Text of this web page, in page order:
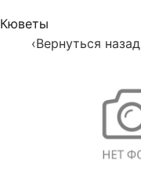
Кюветы
‹Вернуться назад